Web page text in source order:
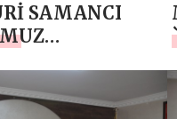
SAMANCI